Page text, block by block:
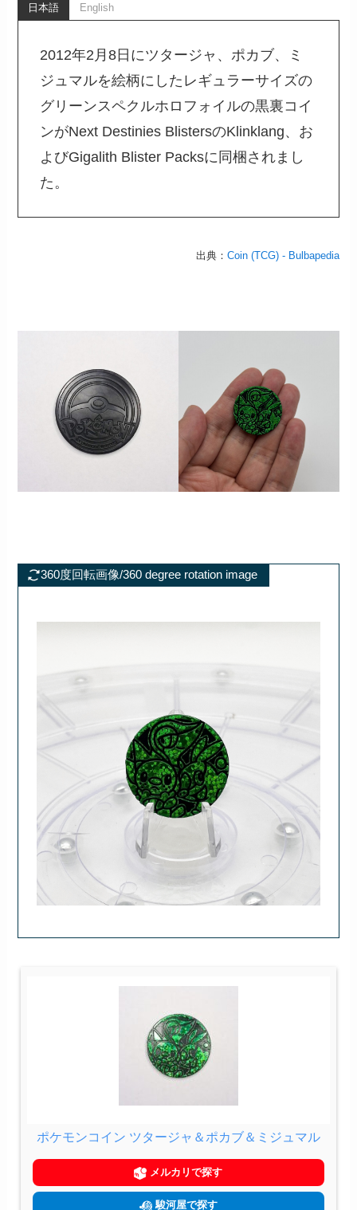
日本語 English
2012年2月8日にツタージャ、ポカブ、ミ
ジュマルを絵柄にしたレギュラーサイズの
グリーンスペクルホロフォイルの黒裏コイ
ンがNext Destinies BlistersのKlinklang、お
よびGigalith Blister Packsに同梱されまし
た。
出典： Coin (TCG) - Bulbapedia
360度回転画像/360 degree rotation image
ポケモンコイン ツタージャ＆ポカブ＆ミジュマル
メルカリで探す
駿河屋で探す